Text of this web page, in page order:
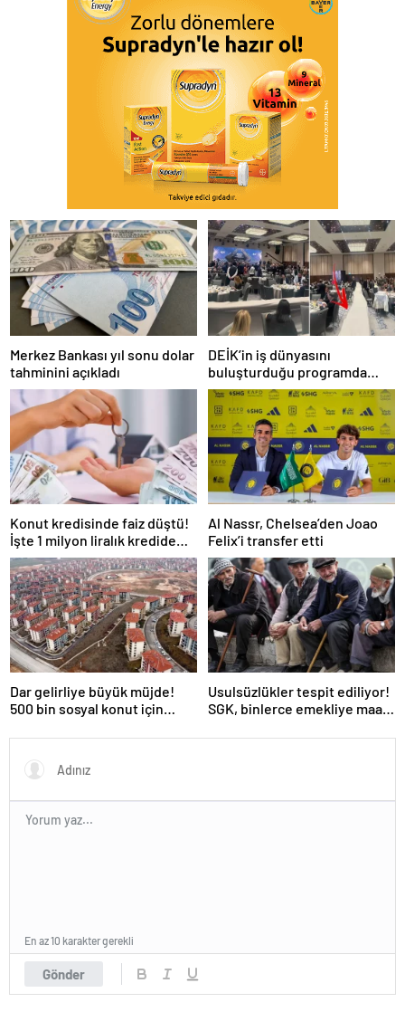
Merkez Bankası yıl sonu dolar
tahminini açıkladı
DEİK’in iş dünyasını
buluşturduğu programda
oturma düzeni tepki çekti
Konut kredisinde faiz düştü!
İşte 1 milyon liralık kredide
güncel faiz oranı
Al Nassr, Chelsea’den Joao
Felix’i transfer etti
Dar gelirliye büyük müjde!
500 bin sosyal konut için
Usulsüzlükler tespit ediliyor!
SGK, binlerce emekliye maaş
Gönder
En az 10 karakter gerekli